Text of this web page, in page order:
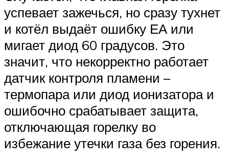
успевает зажечься, но сразу тухнет
и котёл выдаёт ошибку ЕА или
мигает диод 60 градусов. Это
значит, что некорректно работает
датчик контроля пламени –
термопара или диод ионизатора и
ошибочно срабатывает защита,
отключающая горелку во
избежание утечки газа без горения.